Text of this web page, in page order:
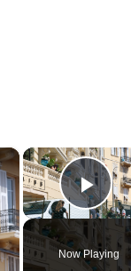
Now Playing
×